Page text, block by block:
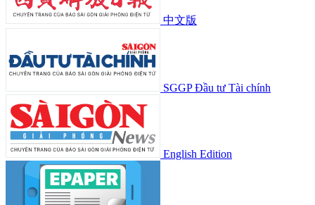
中文版
SGGP Đầu tư Tài chính
English Edition